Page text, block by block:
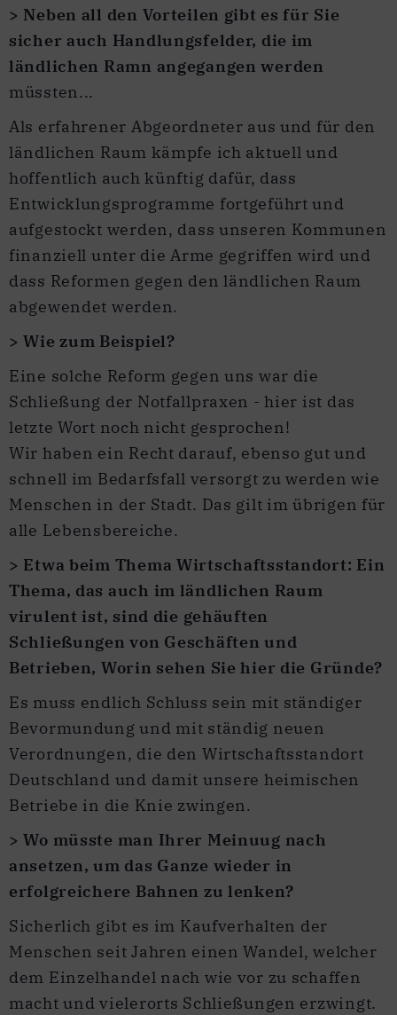
> Neben all den Vorteilen gibt es für Sie
sicher auch Handlungsfelder, die im
ländlichen Ramn angegangen werden
müssten...
Als erfahrener Abgeordneter aus und für den
ländlichen Raum kämpfe ich aktuell und
hoffentlich auch künftig dafür, dass
Entwicklungsprogramme fortgeführt und
aufgestockt werden, dass unseren Kommunen
finanziell unter die Arme gegriffen wird und
dass Reformen gegen den ländlichen Raum
abgewendet werden.
> Wie zum Beispiel?
Eine solche Reform gegen uns war die
Schließung der Notfallpraxen - hier ist das
letzte Wort noch nicht gesprochen!
Wir haben ein Recht darauf, ebenso gut und
schnell im Bedarfsfall versorgt zu werden wie
Menschen in der Stadt. Das gilt im übrigen für
alle Lebensbereiche.
> Etwa beim Thema Wirtschaftsstandort: Ein
Thema, das auch im ländlichen Raum
virulent ist, sind die gehäuften
Schließungen von Geschäften und
Betrieben, Worin sehen Sie hier die Gründe?
Es muss endlich Schluss sein mit ständiger
Bevormundung und mit ständig neuen
Verordnungen, die den Wirtschaftsstandort
Deutschland und damit unsere heimischen
Betriebe in die Knie zwingen.
> Wo müsste man Ihrer Meinuug nach
ansetzen, um das Ganze wieder in
erfolgreichere Bahnen zu lenken?
Sicherlich gibt es im Kaufverhalten der
Menschen seit Jahren einen Wandel, welcher
dem Einzelhandel nach wie vor zu schaffen
macht und vielerorts Schließungen erzwingt.